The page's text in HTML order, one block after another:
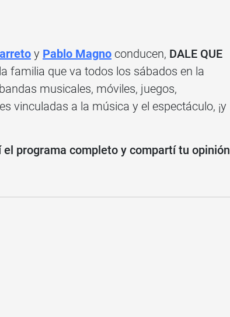
y Pablo Magno conducen, DALE QUE
familia que va todos los sábados en la
musicales, móviles, juegos,
vinculadas a la música y el espectáculo, ¡y
el programa completo y compartí tu opinión